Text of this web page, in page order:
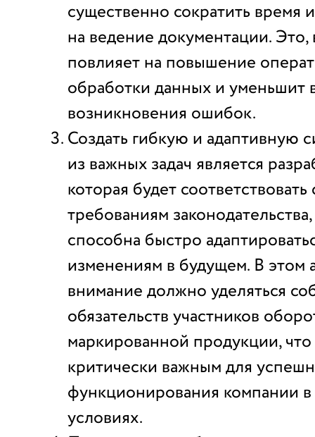
существенно сократить время
на ведение документации.
повлияет на повышение
обработки данных и уменьшит
возникновения ошибок.
Создать гибкую и адаптивную
из важных задач является
которая будет
требованиям
способна быстро
изменениям в будущем. В этом
внимание должно уделяться
обязательств участников
маркированной продукции, что
критически важным для
функционирования компании
условиях.